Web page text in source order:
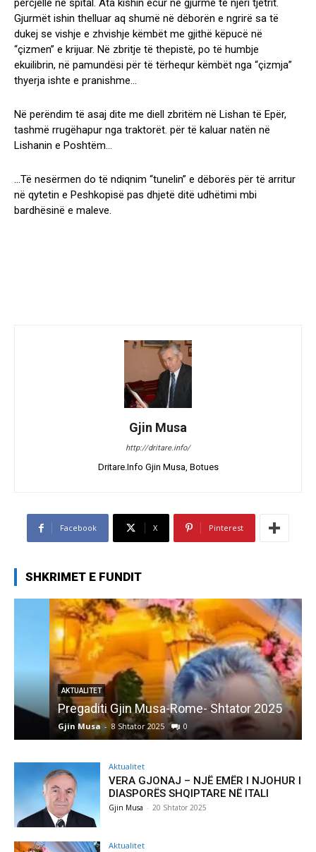
përcjellë në spital. Ata kishin ecur në gjurmë të njeri tjetrit.
Gjurmët ishin thelluar aq shumë në dëborën e ngrirë sa të
dukej se vishje e zhvishje këmbët me gjithë këpucë në
“çizmen” e krijuar. Në zbritje të thepistë, po të humbje
ekuilibrin, në pamundësi për të tërhequr këmbët nga “çizmja”
thyerja ishte e pranishme…
Në perëndim të asaj dite me diell zbritëm në Lishan të Epër,
tashmë rrugëhapur nga traktorët. për të kaluar natën në
Lishanin e Poshtëm…
…Të nesërmen do të ndiqnim “tunelin” e dëborës për të arritur
në qytetin e Peshkopisë pas dhjetë ditë udhëtimi mbi
bardhësinë e maleve.
Gjin Musa
http://dritare.info/
Dritare.Info Gjin Musa, Botues
Facebook X Pinterest
SHKRIMET E FUNDIT
AKTUALITET
Pregaditi Gjin Musa-Rome- Shtator 2025
Gjin Musa - 8 Shtator 2025 0
Aktualitet
VERA GJONAJ – NJË EMËR I NJOHUR I
DIASPORËS SHQIPTARE NË ITALI
Gjin Musa - 20 Shtator 2025
Aktualitet